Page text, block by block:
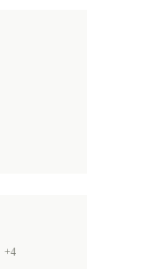
+4